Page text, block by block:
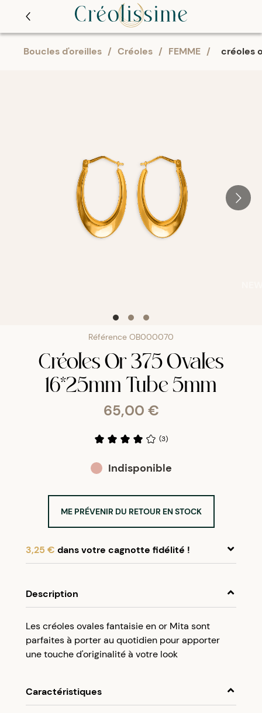
Boucles d'oreilles / Créoles / FEMME / créoles
Référence OB000070
Créoles Or 375 Ovales
16*25mm Tube 5mm
65,00 €
(3)
Indisponible
ME PRÉVENIR DU RETOUR EN STOCK
3,25 € dans votre cagnotte fidélité !
compte client et cumulez 5% de vos achats dans
votre cagnotte fidélité sans minimum d’achat.
Utilisez votre cagnotte de fidélité dès votre
Description
Les créoles ovales fantaisie en or Mita sont
parfaites à porter au quotidien pour apporter
une touche d'originalité à votre look
Caractéristiques